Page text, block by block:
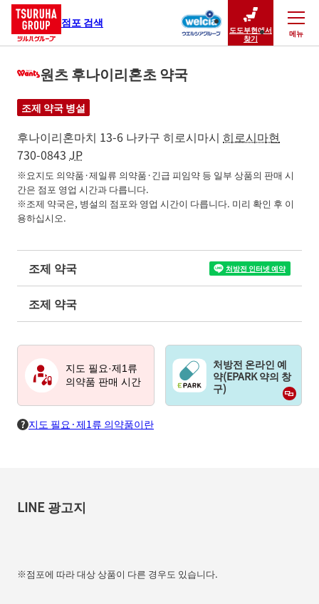
점포 검색
도도부현에서
찾기
메뉴
닫기
원츠 후나이리혼초 약국
조제 약국 병설
후나이리혼마치 13-6 나카구 히로시마시 히로시마현
730-0843 JP
※요지도 의약품·제일류 의약품·긴급 피임약 등 일부 상품의 판매 시
간은 점포 영업 시간과 다릅니다.
※조제 약국은, 병설의 점포와 영업 시간이 다릅니다. 미리 확인 후 이
용하십시오.
조제 약국 처방전 인터넷 예약
조제 약국
지도 필요·제1류
의약품 판매 시간
처방전 온라인 예
약(EPARK 약의 창
구)
지도 필요·제1류 의약품이란
LINE 광고지
※점포에 따라 대상 상품이 다른 경우도 있습니다.